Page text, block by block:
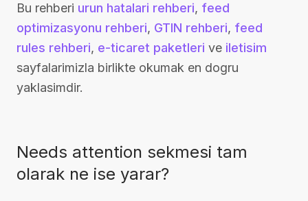
Bu rehberi urun hatalari rehberi, feed
optimizasyonu rehberi, GTIN rehberi, feed
rules rehberi, e-ticaret paketleri ve iletisim
sayfalarimizla birlikte okumak en dogru
yaklasimdir.
Needs attention sekmesi tam
olarak ne ise yarar?